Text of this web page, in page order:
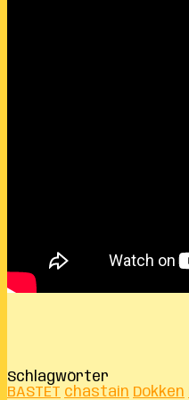
Schlagwörter
BASTET chastain Dokken